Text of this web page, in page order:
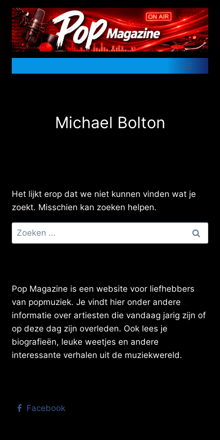
Doorgaan
naar
inhoud
Michael Bolton
Het lijkt erop dat we niet kunnen vinden wat je
zoekt. Misschien kan zoeken helpen.
Zoeken
naar:
Pop Magazine is een website voor liefhebbers
van popmuziek. Je vindt hier onder andere
informatie over artiesten die vandaag jarig zijn of
op deze dag zijn overleden. Ook lees je
biografieën, leuke weetjes en andere
interessante verhalen uit de muziekwereld.
Facebook